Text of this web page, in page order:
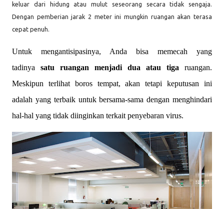
keluar dari hidung atau mulut seseorang secara tidak sengaja.
Dengan pemberian jarak 2 meter ini mungkin ruangan akan terasa
cepat penuh.
Untuk mengantisipasinya, Anda bisa memecah yang
tadinya
satu ruangan menjadi dua atau tiga
ruangan.
Meskipun terlihat boros tempat, akan tetapi keputusan ini
adalah yang terbaik untuk bersama-sama dengan menghindari
hal-hal yang tidak diinginkan terkait penyebaran virus.